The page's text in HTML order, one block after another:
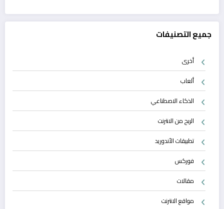
جميع التصنيفات
أخرى
ألعاب
الذكاء الاصطناعي
الربح من الانترنت
تطبيقات الأندوريد
فوركس
مقالات
مواقع الانترنت